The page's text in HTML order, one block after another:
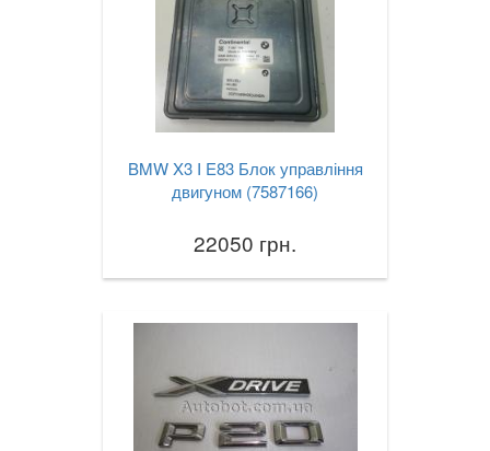
BMW X3 I E83 Блок управління
двигуном (7587166)
22050 грн.